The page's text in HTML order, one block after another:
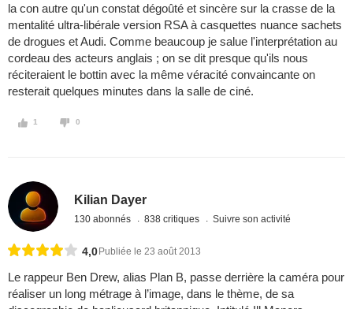
la con autre qu'un constat dégoûté et sincère sur la crasse de la
mentalité ultra-libérale version RSA à casquettes nuance sachets
de drogues et Audi. Comme beaucoup je salue l'interprétation au
cordeau des acteurs anglais ; on se dit presque qu'ils nous
réciteraient le bottin avec la même véracité convaincante on
resterait quelques minutes dans la salle de ciné.
1 0
Kilian Dayer
130 abonnés 838 critiques Suivre son activité
4,0 Publiée le 23 août 2013
Le rappeur Ben Drew, alias Plan B, passe derrière la caméra pour
réaliser un long métrage à l’image, dans le thème, de sa